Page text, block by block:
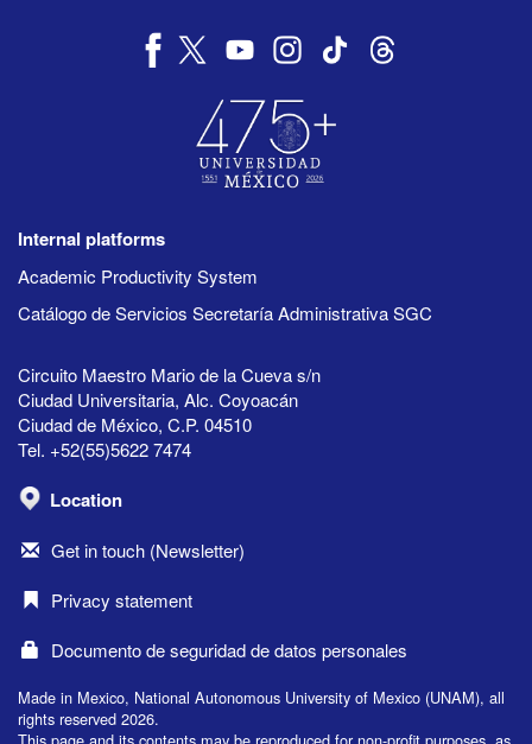
Internal platforms
Academic Productivity System
Catálogo de Servicios Secretaría Administrativa SGC
Circuito Maestro Mario de la Cueva s/n
Ciudad Universitaria, Alc. Coyoacán
Ciudad de México, C.P. 04510
Tel. +52(55)5622 7474
Location
Get in touch (Newsletter)
Privacy statement
Documento de seguridad de datos personales
Made in Mexico, National Autonomous University of Mexico (UNAM), all
rights reserved 2026.